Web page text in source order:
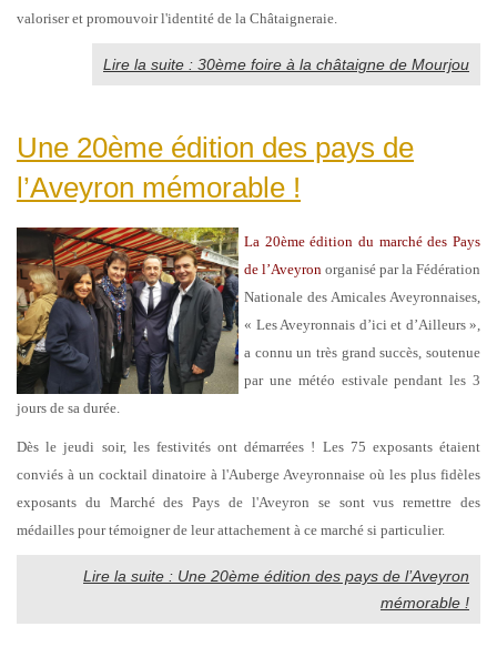
valoriser et promouvoir l'identité de la Châtaigneraie.
Lire la suite : 30ème foire à la châtaigne de Mourjou
Une 20ème édition des pays de
l’Aveyron mémorable !
La 20ème édition du marché des Pays
de l’Aveyron organisé par la Fédération
Nationale des Amicales Aveyronnaises,
« Les Aveyronnais d’ici et d’Ailleurs »,
a connu un très grand succès, soutenue
par une météo estivale pendant les 3
jours de sa durée.
Dès le jeudi soir, les festivités ont démarrées ! Les 75 exposants étaient
conviés à un cocktail dinatoire à l'Auberge Aveyronnaise où les plus fidèles
exposants du Marché des Pays de l'Aveyron se sont vus remettre des
médailles pour témoigner de leur attachement à ce marché si particulier.
Lire la suite : Une 20ème édition des pays de l’Aveyron
mémorable !